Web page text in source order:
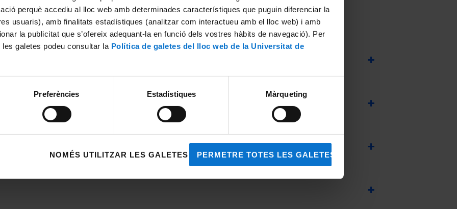
perquè accediu al lloc web amb determinades característiques que puguin diferenciar la
usuaris), amb finalitats estadístiques (analitzar com interactueu amb el lloc web) i amb
la publicitat que s’ofereix adequant-la en funció dels vostres hàbits de navegació). Per
galetes podeu consultar la Política de galetes del lloc web de la Universitat de
Preferències Estadístiques Màrqueting
NOMÉS UTILITZAR LES GALETES NECESSÀRIESPERMETRE TOTES LES GALETES